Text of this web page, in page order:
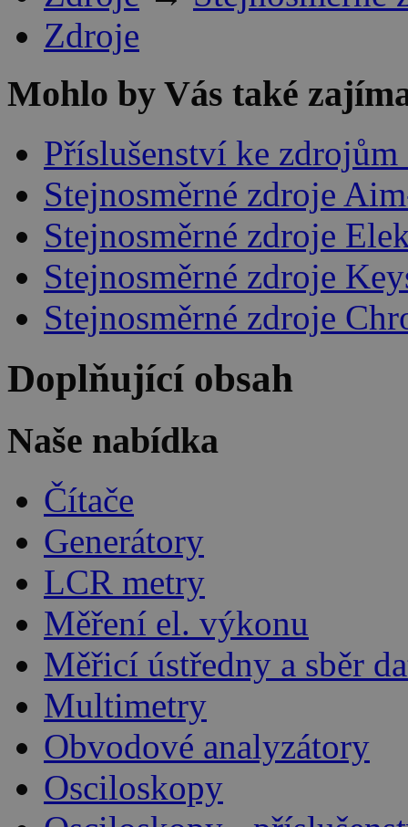
Zdroje
Mohlo by Vás také
Příslušenství ke
Stejnosměrné zdroje
Stejnosměrné zdroje
Stejnosměrné zdroje
Stejnosměrné zdroje
Doplňující obsah
Naše nabídka
Čítače
Generátory
LCR metry
Měření el. výkonu
Měřicí ústředny a sběr
Multimetry
Obvodové analyzátory
Osciloskopy